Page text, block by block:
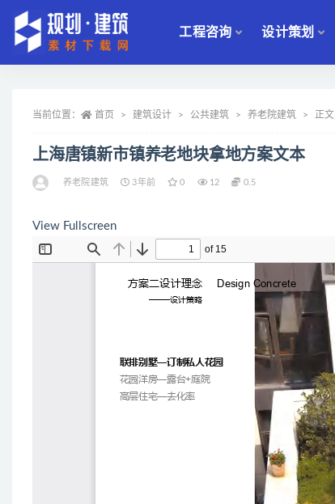
工程咨询 设计策划
当前位置： 首页 建筑设计 公共建筑 养老院建筑 正文
上海唐镇新市镇养老地块拿地方案文本
养老院建筑 3年前 0 12 0.5
View Fullscreen